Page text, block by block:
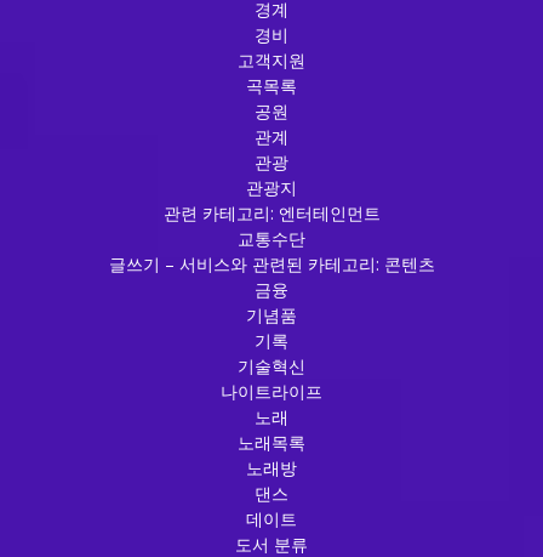
경계
경비
고객지원
곡목록
공원
관계
관광
관광지
관련 카테고리: 엔터테인먼트
교통수단
글쓰기 – 서비스와 관련된 카테고리: 콘텐츠
금융
기념품
기록
기술혁신
나이트라이프
노래
노래목록
노래방
댄스
데이트
도서 분류